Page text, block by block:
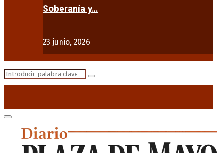
Soberanía y…
23 junio, 2026
Search
Search
Primary
Menu